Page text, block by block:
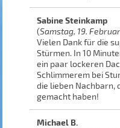
Sabine Steinkamp
(Samstag, 19.
Vielen Dank für die
Stürmen. In 10
ein paar lockeren
Schlimmerem bei
die lieben Nachbarn,
gemacht haben!
Michael B.